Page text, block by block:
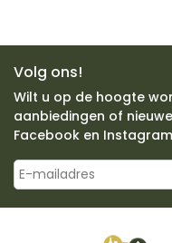
Volg ons!
Wilt u op de hoogte
aanbiedingen of
Facebook en